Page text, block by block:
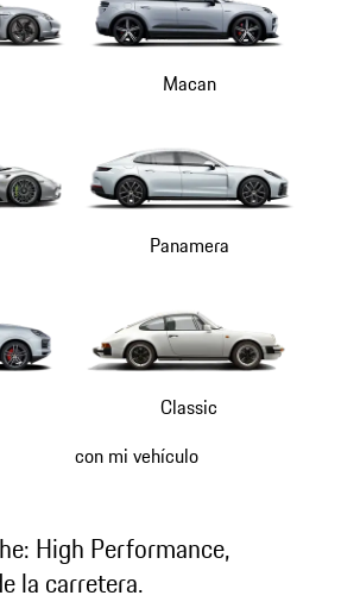
con mi vehículo
Macan
Panamera
Classic
High Performance,
la carretera.